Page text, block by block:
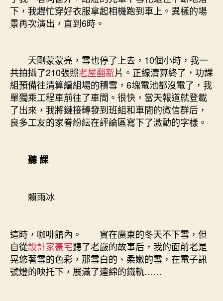
下，我趕忙穿好衣服拿起相機跑到車上。異樣的場
景再次演出，直到6時。
天剛蒙蒙亮，雪也停了上去，10個小時，我一
共拍攝了210張照老屋翻新片。正線清算終了，功課
組預備往清算編組場的積雪，6塊電池都沒電了，我
單獨乘工程車前往了車間。很快，當天報道就登載
了出來，我將鏈接轉發到班組和車間的微信群后，
良多工友的家眷紛紜在評論區寫下了激動的字樣。
聽 課
賴雨冰
這時，咖啡館內。 實在廣東的冬天不下雪，但
自從設計家豪宅聽了老嚴的故事后，我的面前老是
晃悠著雪的色彩，那雪白的、柔嫩的雪，在電子訊
號燈的映托下，展滿了連綿的鐵軌……